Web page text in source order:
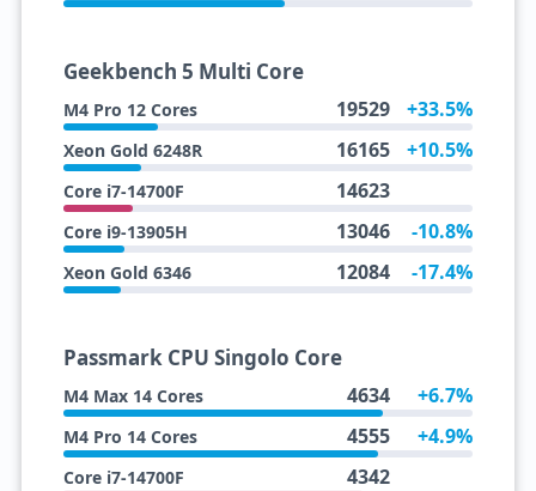
Geekbench 5 Multi Core
M4 Pro 12 Cores 19529 +33.5%
Xeon Gold 6248R 16165 +10.5%
Core i7-14700F 14623
Core i9-13905H 13046 -10.8%
Xeon Gold 6346 12084 -17.4%
Passmark CPU Singolo Core
M4 Max 14 Cores 4634 +6.7%
M4 Pro 14 Cores 4555 +4.9%
Core i7-14700F 4342